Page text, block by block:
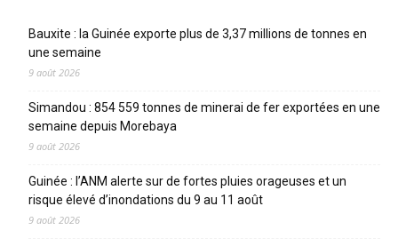
Bauxite : la Guinée exporte plus de 3,37 millions de tonnes en
une semaine
9 août 2026
Simandou : 854 559 tonnes de minerai de fer exportées en une
semaine depuis Morebaya
9 août 2026
Guinée : l’ANM alerte sur de fortes pluies orageuses et un
risque élevé d’inondations du 9 au 11 août
9 août 2026